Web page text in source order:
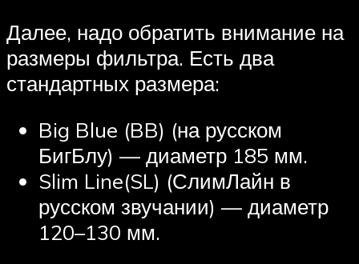
Далее, надо обратить внимание на
размеры фильтра. Есть два
стандартных размера:
Big Blue (BB) (на русском
БигБлу) — диаметр 185 мм.
Slim Line(SL) (СлимЛайн в
русском звучании) — диаметр
120–130 мм.